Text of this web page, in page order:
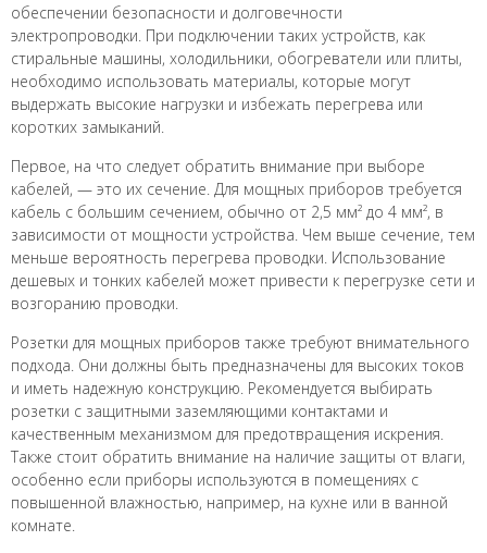
обеспечении безопасности и долговечности
электропроводки. При подключении таких устройств, как
стиральные машины, холодильники, обогреватели или плиты,
необходимо использовать материалы, которые могут
выдержать высокие нагрузки и избежать перегрева или
коротких замыканий.
Первое, на что следует обратить внимание при выборе
кабелей, — это их сечение. Для мощных приборов требуется
кабель с большим сечением, обычно от 2,5 мм² до 4 мм², в
зависимости от мощности устройства. Чем выше сечение, тем
меньше вероятность перегрева проводки. Использование
дешевых и тонких кабелей может привести к перегрузке сети и
возгоранию проводки.
Розетки для мощных приборов также требуют внимательного
подхода. Они должны быть предназначены для высоких токов
и иметь надежную конструкцию. Рекомендуется выбирать
розетки с защитными заземляющими контактами и
качественным механизмом для предотвращения искрения.
Также стоит обратить внимание на наличие защиты от влаги,
особенно если приборы используются в помещениях с
повышенной влажностью, например, на кухне или в ванной
комнате.